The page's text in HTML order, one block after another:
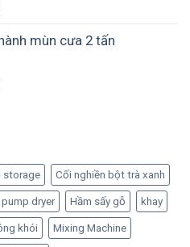
₫.
mùn cưa 2 tấn
storage Cối nghiền bột trà xanh
dryer Hầm sấy gỗ khay
khói Mixing Machine